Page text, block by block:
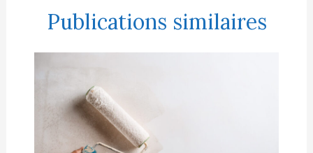
Publications similaires